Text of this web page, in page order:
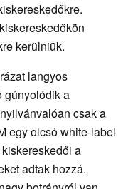
kerülniük.
langyos
gúnyolódik a
csak a
egy olcsó white-label
a
adtak hozzá.